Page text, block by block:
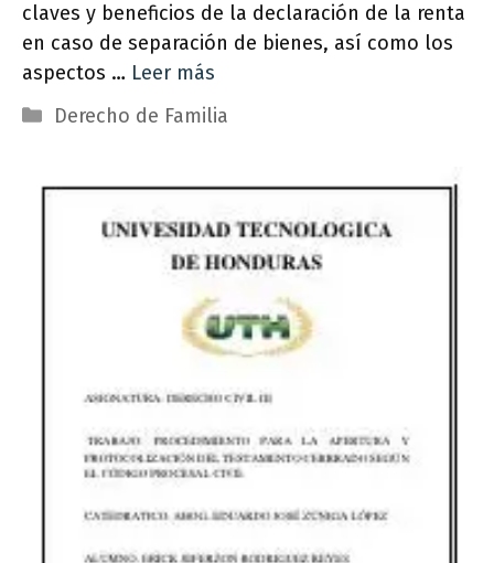
claves y beneficios de la declaración de la renta
en caso de separación de bienes, así como los
aspectos … Leer más
Categorías
Derecho de Familia